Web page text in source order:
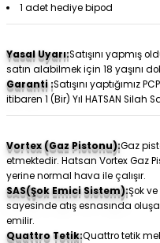
1 adet hediye bipod
Yasal Uyarı:Satışını yapmış
satın alabilmek için 18 yaşını
Garanti :Satışını yaptığımız
itibaren 1 (Bir) Yıl HATSAN
Vortex (Gaz Pistonu):Gaz
etmektedir. Hatsan Vortex Gaz
yerine normal hava ile çalışır.
SAS(Şok Emici Sistem):Şok
sayesinde atış esnasında
emilir.
Quattro Tetik:Quattro tetik